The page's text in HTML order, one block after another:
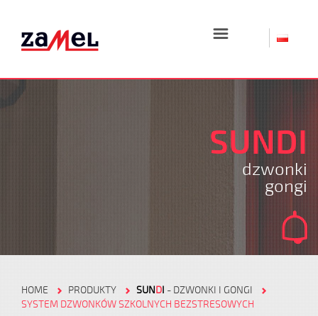
☰
SUNDI
dzwonki
gongi
HOME PRODUKTY SUNDI - DZWONKI I GONGI
SYSTEM DZWONKÓW SZKOLNYCH BEZSTRESOWYCH